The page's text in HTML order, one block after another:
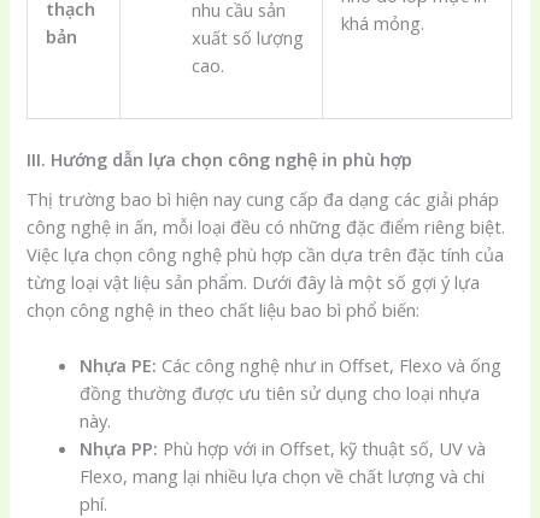
thạch
bản
nhu cầu sản
xuất số lượng
cao.
khá mỏng.
III. Hướng dẫn lựa chọn công nghệ in phù hợp
Thị trường bao bì hiện nay cung cấp đa dạng các giải pháp
công nghệ in ấn, mỗi loại đều có những đặc điểm riêng biệt.
Việc lựa chọn công nghệ phù hợp cần dựa trên đặc tính của
từng loại vật liệu sản phẩm. Dưới đây là một số gợi ý lựa
chọn công nghệ in theo chất liệu bao bì phổ biến:
Nhựa PE: Các công nghệ như in Offset, Flexo và ống
đồng thường được ưu tiên sử dụng cho loại nhựa
này.
Nhựa PP: Phù hợp với in Offset, kỹ thuật số, UV và
Flexo, mang lại nhiều lựa chọn về chất lượng và chi
phí.